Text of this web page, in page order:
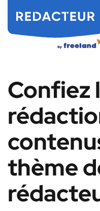
Confiez
thème